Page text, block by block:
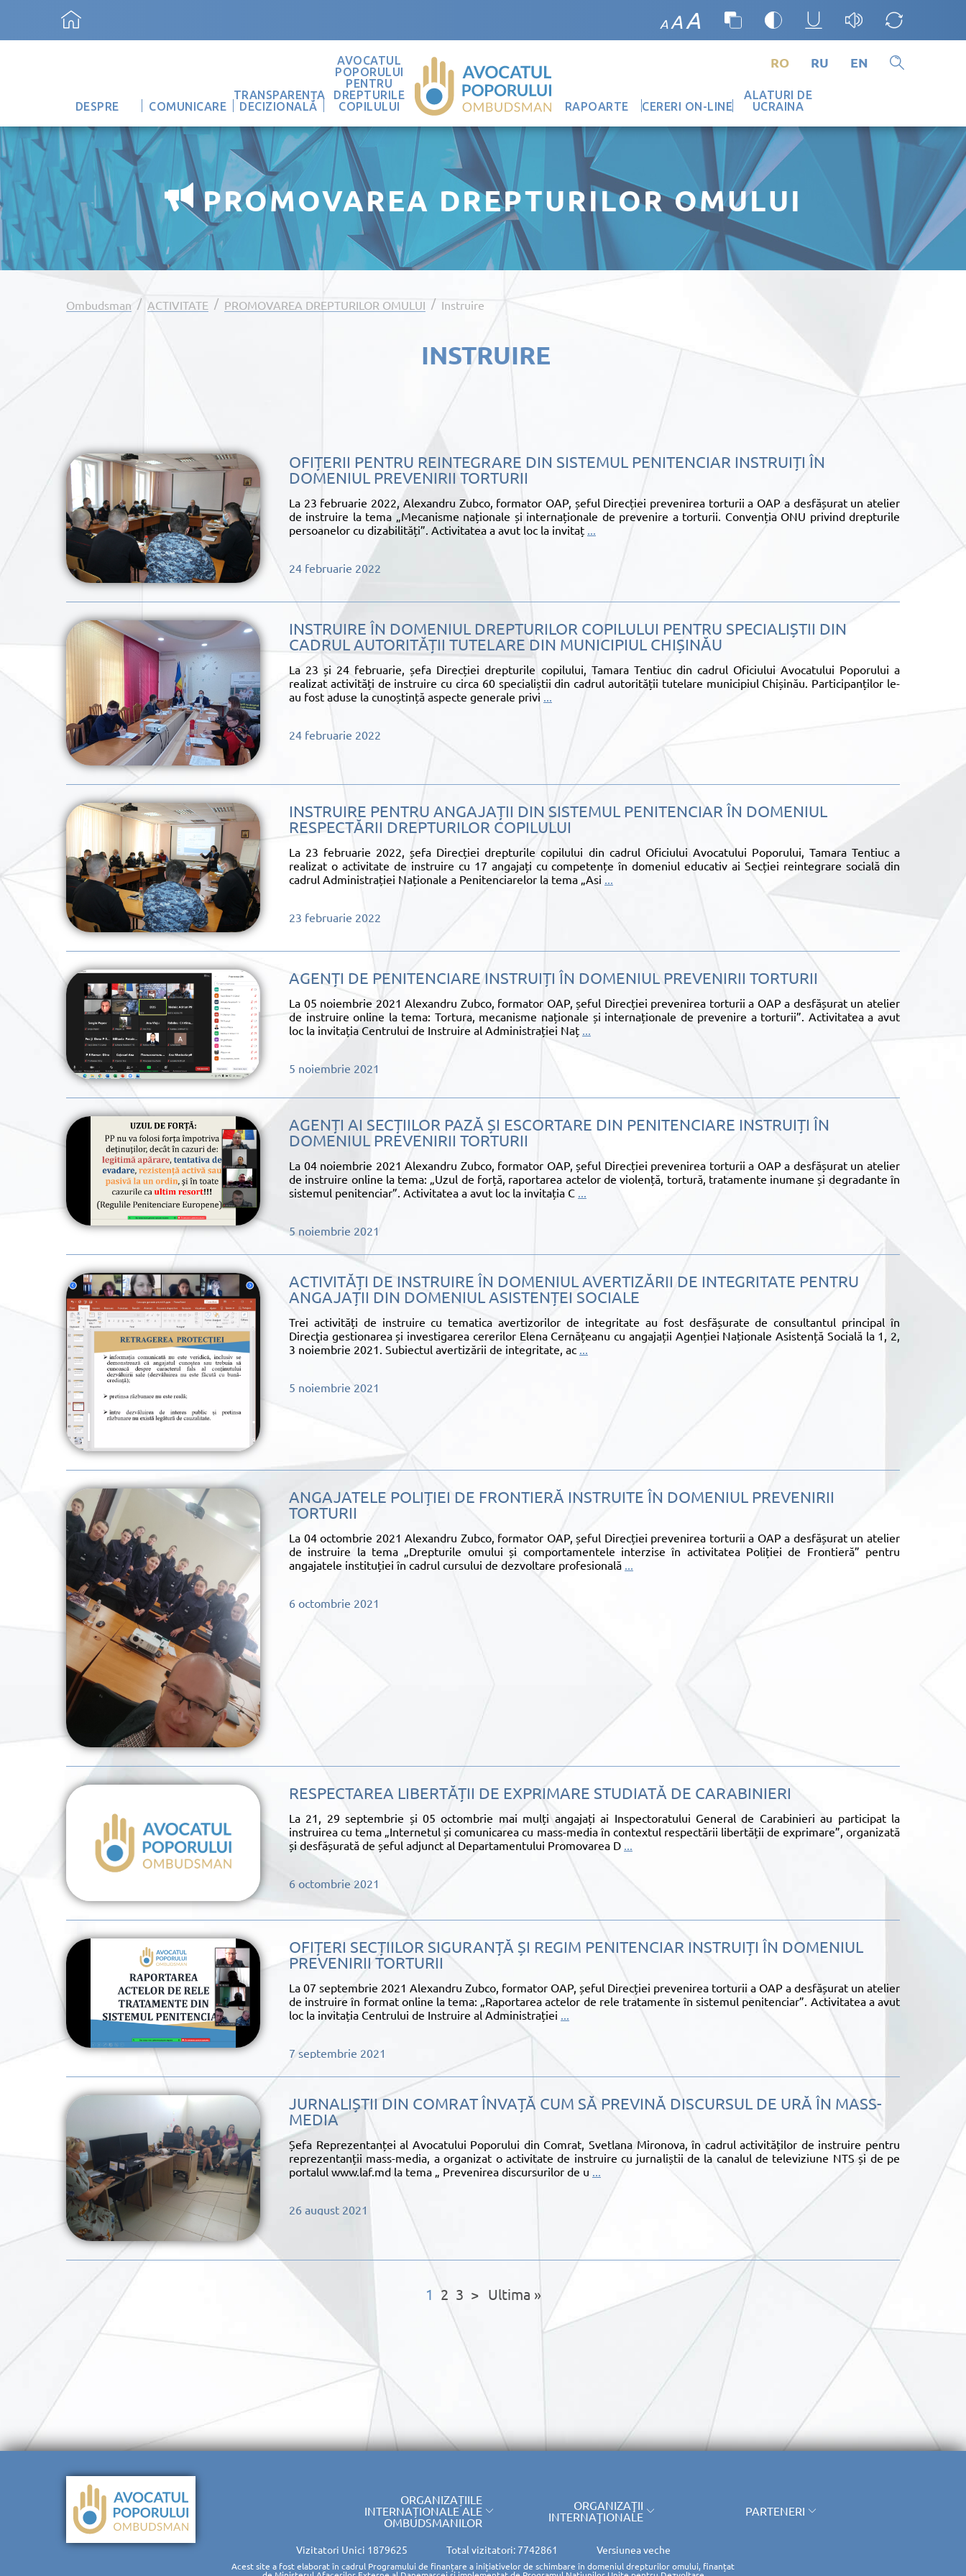
A AA
RO RU EN
DESPRE COMUNICARE
TRANSPARENȚA
DECIZIONALĂ
AVOCATUL
POPORULUI
PENTRU
DREPTURILE
COPILULUI
RAPOARTE CERERI ON-LINE
ALATURI DE
UCRAINA
PROMOVAREA DREPTURILOR OMULUI
Ombudsman / ACTIVITATE / PROMOVAREA DREPTURILOR OMULUI / Instruire
INSTRUIRE
OFIȚERII PENTRU REINTEGRARE DIN SISTEMUL PENITENCIAR INSTRUIȚI ÎN
DOMENIUL PREVENIRII TORTURII
La 23 februarie 2022, Alexandru Zubco, formator OAP, șeful Direcției prevenirea torturii a OAP a desfășurat un atelier
de instruire la tema „Mecanisme naționale și internaționale de prevenire a torturii. Convenția ONU privind drepturile
persoanelor cu dizabilități”. Activitatea a avut loc la invitaț ...
24 februarie 2022
INSTRUIRE ÎN DOMENIUL DREPTURILOR COPILULUI PENTRU SPECIALIȘTII DIN
CADRUL AUTORITĂȚII TUTELARE DIN MUNICIPIUL CHIȘINĂU
La 23 și 24 februarie, șefa Direcției drepturile copilului, Tamara Tentiuc din cadrul Oficiului Avocatului Poporului a
realizat activități de instruire cu circa 60 specialiștii din cadrul autorității tutelare municipiul Chișinău. Participanților le-
au fost aduse la cunoștință aspecte generale privi ...
24 februarie 2022
INSTRUIRE PENTRU ANGAJAȚII DIN SISTEMUL PENITENCIAR ÎN DOMENIUL
RESPECTĂRII DREPTURILOR COPILULUI
La 23 februarie 2022, șefa Direcției drepturile copilului din cadrul Oficiului Avocatului Poporului, Tamara Tentiuc a
realizat o activitate de instruire cu 17 angajați cu competențe în domeniul educativ ai Secției reintegrare socială din
cadrul Administrației Naționale a Penitenciarelor la tema „Asi
23 februarie 2022
AGENȚI DE PENITENCIARE INSTRUIȚI ÎN DOMENIUL PREVENIRII TORTURII
La 05 noiembrie 2021 Alexandru Zubco, formator OAP, șeful Direcției prevenirea torturii a OAP a desfășurat un atelier
de instruire online la tema: Tortura, mecanisme naționale și internaționale de prevenire a torturii”. Activitatea a avut
loc la invitația Centrului de Instruire al Administrației Naț
5 noiembrie 2021
AGENȚI AI SECȚIILOR PAZĂ ȘI ESCORTARE DIN PENITENCIARE INSTRUIȚI ÎN
DOMENIUL PREVENIRII TORTURII
La 04 noiembrie 2021 Alexandru Zubco, formator OAP, șeful Direcției prevenirea torturii a OAP a desfășurat un atelier
de instruire online la tema: „Uzul de forță, raportarea actelor de violență, tortură, tratamente inumane și degradante în
sistemul penitenciar”. Activitatea a avut loc la invitația C
5 noiembrie 2021
ACTIVITĂȚI DE INSTRUIRE ÎN DOMENIUL AVERTIZĂRII DE INTEGRITATE PENTRU
ANGAJAȚII DIN DOMENIUL ASISTENȚEI SOCIALE
Trei activități de instruire cu tematica avertizorilor de integritate au fost desfășurate de consultantul principal în
Direcţia gestionarea și investigarea cererilor Elena Cernățeanu cu angajații Agenției Naționale Asistență Socială la 1, 2,
3 noiembrie 2021. Subiectul avertizării de integritate, ac
5 noiembrie 2021
ANGAJATELE POLIȚIEI DE FRONTIERĂ INSTRUITE ÎN DOMENIUL PREVENIRII
TORTURII
La 04 octombrie 2021 Alexandru Zubco, formator OAP, șeful Direcției prevenirea torturii a OAP a desfășurat un atelier
de instruire la tema „Drepturile omului și comportamentele interzise în activitatea Poliției de Frontieră” pentru
angajatele instituției în cadrul cursului de dezvoltare profesională
6 octombrie 2021
RESPECTAREA LIBERTĂȚII DE EXPRIMARE STUDIATĂ DE CARABINIERI
La 21, 29 septembrie și 05 octombrie mai mulți angajați ai Inspectoratului General de Carabinieri au participat la
instruirea cu tema „Internetul și comunicarea cu mass-media în contextul respectării libertății de exprimare”, organizată
și desfășurată de șeful adjunct al Departamentului Promovarea D
6 octombrie 2021
OFIȚERI SECȚIILOR SIGURANȚĂ ȘI REGIM PENITENCIAR INSTRUIȚI ÎN DOMENIUL
PREVENIRII TORTURII
La 07 septembrie 2021 Alexandru Zubco, formator OAP, șeful Direcției prevenirea torturii a OAP a desfășurat un atelier
de instruire în format online la tema: „Raportarea actelor de rele tratamente în sistemul penitenciar”. Activitatea a avut
loc la invitația Centrului de Instruire al Administrației ...
7 septembrie 2021
JURNALIȘTII DIN COMRAT ÎNVAȚĂ CUM SĂ PREVINĂ DISCURSUL DE URĂ ÎN MASS-
MEDIA
Șefa Reprezentanței al Avocatului Poporului din Comrat, Svetlana Mironova, în cadrul activităților de instruire pentru
reprezentanții mass-media, a organizat o activitate de instruire cu jurnaliștii de la canalul de televiziune NTS și de pe
portalul www.laf.md la tema „ Prevenirea discursurilor de u ...
26 august 2021
1 2 3 > Ultima »
ORGANIZAȚIILE
INTERNAȚIONALE ALE
OMBUDSMANILOR
ORGANIZAŢII
INTERNAŢIONALE
PARTENERI
Vizitatori Unici 1879625 Total vizitatori: 7742861 Versiunea veche
Acest site a fost elaborat în cadrul Programului de finanțare a inițiativelor de schimbare în domeniul drepturilor omului, finanțat